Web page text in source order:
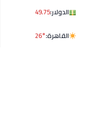
الدولار:49.75
القاهرة:26°